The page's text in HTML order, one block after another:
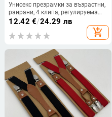
Унисекс презрамки за възрастни,
раирани, 4 клипа, регулируема
дължина, здрави щипки,
жакардов принт, есен 2024
12.42 €/24.29 лв
add_shopping_cart